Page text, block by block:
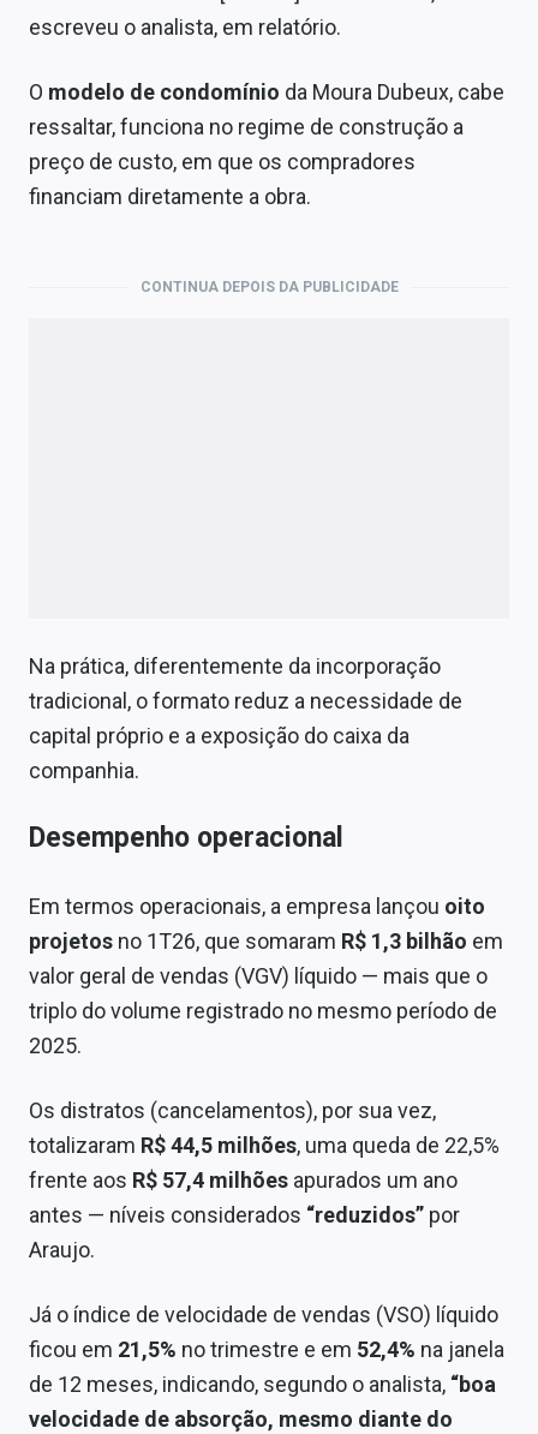
escreveu o analista, em relatório.
O modelo de condomínio da Moura Dubeux, cabe
ressaltar, funciona no regime de construção a
preço de custo, em que os compradores
financiam diretamente a obra.
CONTINUA DEPOIS DA PUBLICIDADE
Na prática, diferentemente da incorporação
tradicional, o formato reduz a necessidade de
capital próprio e a exposição do caixa da
companhia.
Desempenho operacional
Em termos operacionais, a empresa lançou oito
projetos no 1T26, que somaram R$ 1,3 bilhão em
valor geral de vendas (VGV) líquido — mais que o
triplo do volume registrado no mesmo período de
2025.
Os distratos (cancelamentos), por sua vez,
totalizaram R$ 44,5 milhões, uma queda de 22,5%
frente aos R$ 57,4 milhões apurados um ano
antes — níveis considerados “reduzidos” por
Araujo.
Já o índice de velocidade de vendas (VSO) líquido
ficou em 21,5% no trimestre e em 52,4% na janela
de 12 meses, indicando, segundo o analista, “boa
velocidade de absorção, mesmo diante do